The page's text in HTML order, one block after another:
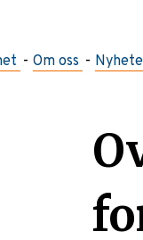
Om oss